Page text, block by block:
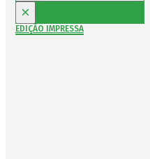
×
EDIÇÃO IMPRESSA